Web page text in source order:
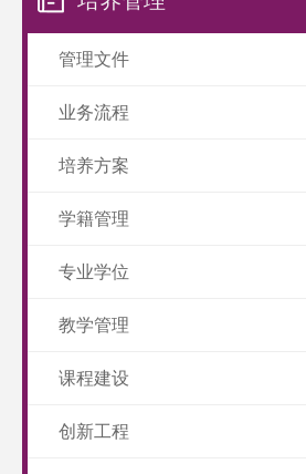
管理文件
业务流程
培养方案
学籍管理
专业学位
教学管理
课程建设
创新工程